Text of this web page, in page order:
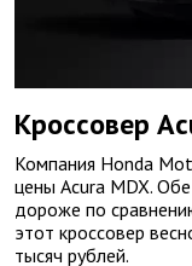
Кроссовер
Компания Honda
цены Acura MDX.
дороже по
этот кроссовер
тысяч рублей.